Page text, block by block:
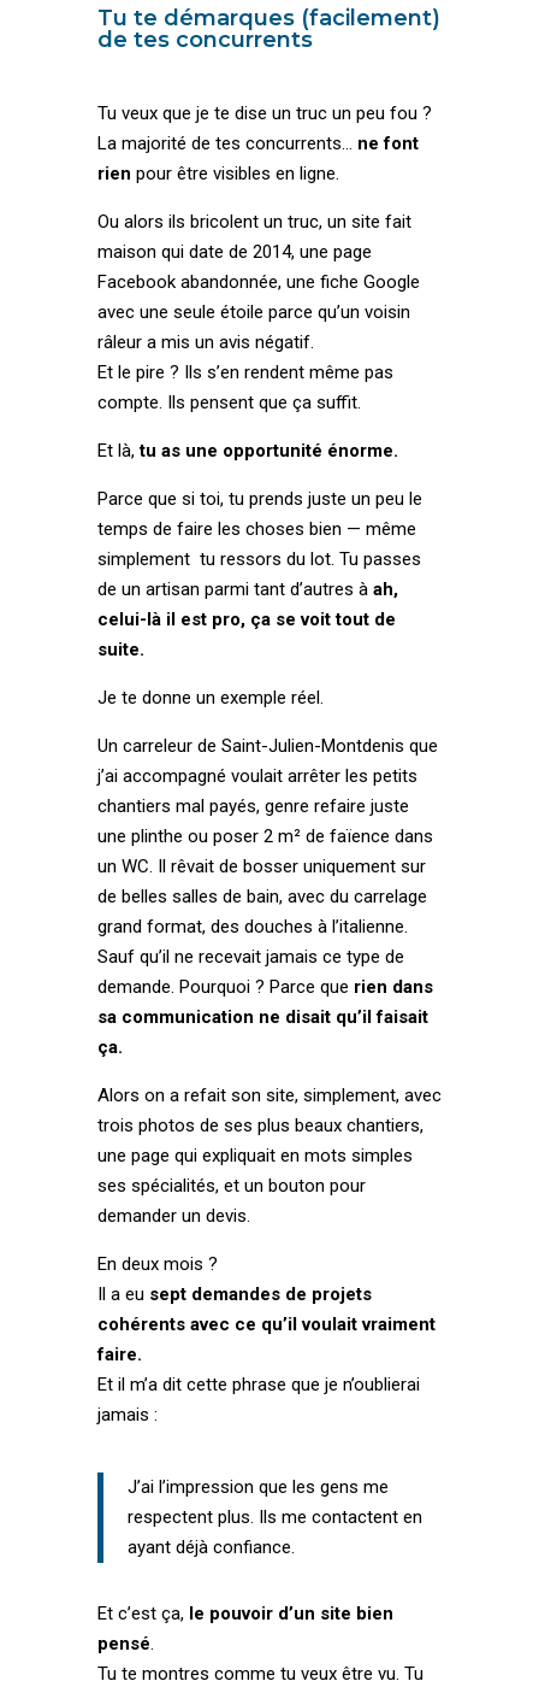
Tu te démarques (facilement)
de tes concurrents
Tu veux que je te dise un truc un peu fou ?
La majorité de tes concurrents… ne font
rien pour être visibles en ligne.
Ou alors ils bricolent un truc, un site fait
maison qui date de 2014, une page
Facebook abandonnée, une fiche Google
avec une seule étoile parce qu’un voisin
râleur a mis un avis négatif.
Et le pire ? Ils s’en rendent même pas
compte. Ils pensent que ça suffit.
Et là,tu as une opportunité énorme.
Parce que si toi, tu prends juste un peu le
temps de faire les choses bien — même
simplement tu ressors du lot. Tu passes
de un artisan parmi tant d’autres à ah,
celui-là il est pro, ça se voit tout de
suite.
Je te donne un exemple réel.
Un carreleur de Saint-Julien-Montdenis que
j’ai accompagné voulait arrêter les petits
chantiers mal payés, genre refaire juste
une plinthe ou poser 2 m² de faïence dans
un WC. Il rêvait de bosser uniquement sur
de belles salles de bain, avec du carrelage
grand format, des douches à l’italienne.
Sauf qu’il ne recevait jamais ce type de
demande. Pourquoi ? Parce que rien dans
sa communication ne disait qu’il faisait
ça.
Alors on a refait son site, simplement, avec
trois photos de ses plus beaux chantiers,
une page qui expliquait en mots simples
ses spécialités, et un bouton pour
demander un devis.
En deux mois ?
Il a eu sept demandes de projets
cohérents avec ce qu’il voulait vraiment
faire.
Et il m’a dit cette phrase que je n’oublierai
jamais :
J’ai l’impression que les gens me
respectent plus. Ils me contactent en
ayant déjà confiance.
Et c’est ça, le pouvoir d’un site bien
pensé.
Tu te montres comme tu veux être vu. Tu